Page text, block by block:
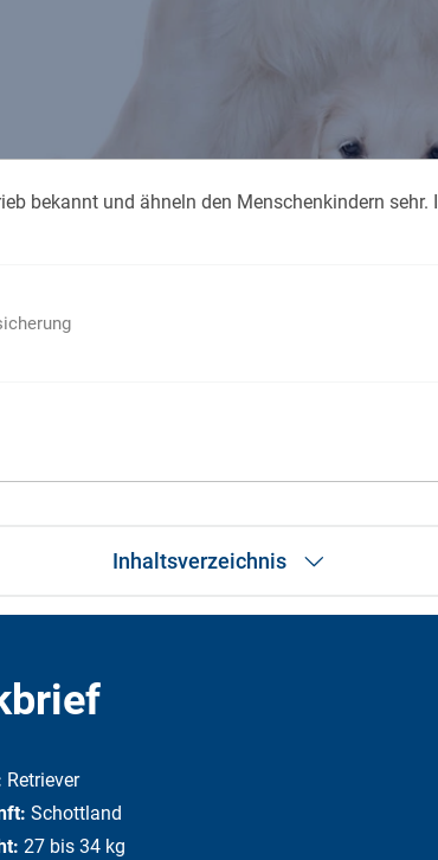
Packliste Urlaub
Portugal Urlaub
bekannt und ähneln den Menschenkindern
Inhaltsverzeichnis
Typische Erkrankungen und rassebedingte Probleme
Ist der Golden Retriever ein Familienhund?
Interessantes und Wissenswertes zum Golden Retriever
Retriever
Schottland
27 bis 34 kg